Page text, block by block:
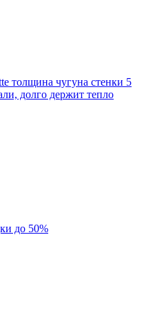
толщина чугуна стенки 5
долго держит тепло
до 50%